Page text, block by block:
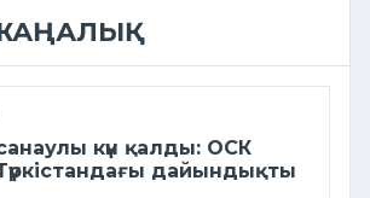
күн қалды: ОСК
дайындықты